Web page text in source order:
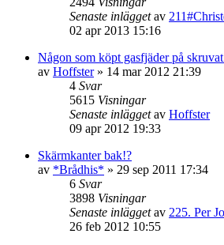
Senaste inläggetav
02 apr 2013 15:16
Någon som köpt gasfjäder på
av Hoffster» 14 mar 2012 21:39
4 Svar
5615 Visningar
Senaste inläggetav Hoffster
09 apr 2012 19:33
Skärmkanter bak!?
av *Brådhis* » 29 sep 2011 17:34
6 Svar
3898 Visningar
Senaste inläggetav 225. Per
26 feb 2012 10:55